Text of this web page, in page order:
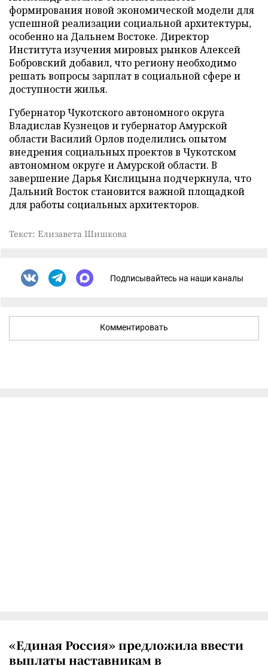
формирования новой экономической модели для
успешной реализации социальной архитектуры,
особенно на Дальнем Востоке. Директор
Института изучения мировых рынков Алексей
Бобровский добавил, что региону необходимо
решать вопросы зарплат в социальной сфере и
доступности жилья.
Губернатор Чукотского автономного округа
Владислав Кузнецов и губернатор Амурской
области Василий Орлов поделились опытом
внедрения социальных проектов в Чукотском
автономном округе и Амурской области. В
завершение Дарья Кислицына подчеркнула, что
Дальний Восток становится важной площадкой
для работы социальных архитекторов.
Текст: Елизавета Шишкова
Подписывайтесь на наши каналы
Комментировать
«Единая Россия» предложила ввести
выплаты наставникам в